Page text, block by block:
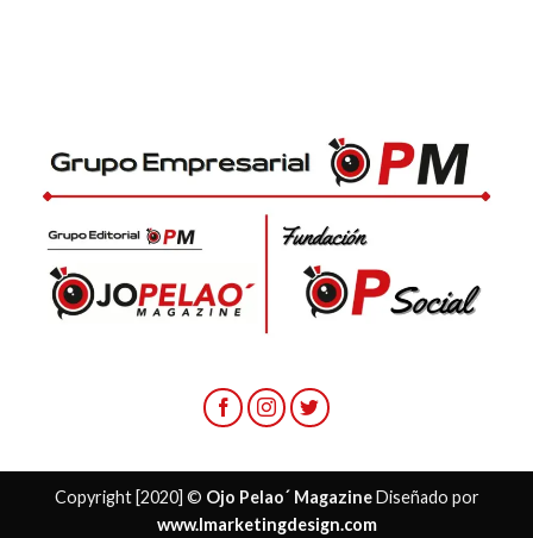
Copyright [2020] © Ojo Pelao´ MagazineDiseñado por
www.lmarketingdesign.com